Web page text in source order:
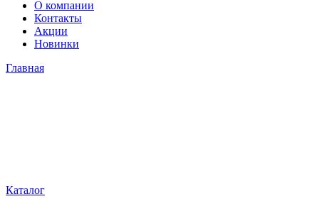
О компании
Контакты
Акции
Новинки
Главная
Каталог